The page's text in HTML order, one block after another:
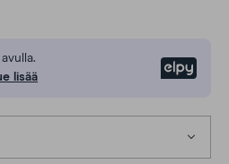
lisää